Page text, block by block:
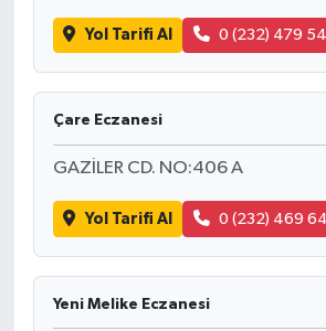
Yol Tarifi Al 0 (232) 479
Çare Eczanesi
GAZİLER CD. NO:406 A
Yol Tarifi Al 0 (232) 469
Yeni Melike Eczanesi